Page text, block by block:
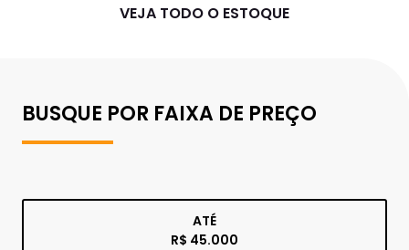
VEJA TODO O ESTOQUE
BUSQUE POR FAIXA DE PREÇO
ATÉ
R$ 45.000